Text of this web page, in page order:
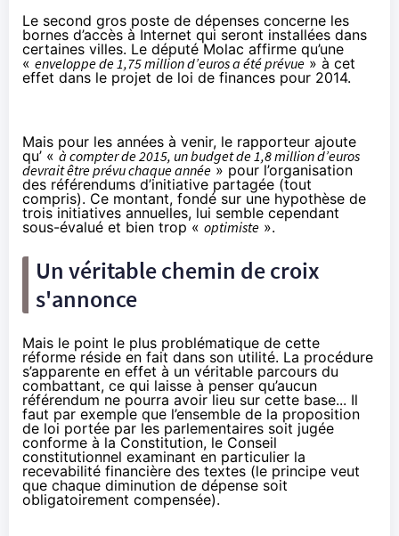
Le second gros poste de dépenses concerne les
bornes d’accès à Internet qui seront installées dans
certaines villes. Le député Molac affirme qu’une
« enveloppe de 1,75 million d’euros a été prévue» à cet
effet dans le projet de loi de finances pour 2014.
Mais pour les années à venir, le rapporteur ajoute
qu’ « à compter de 2015, un budget de 1,8 million d’euros
devrait être prévu chaque année » pour l’organisation
des référendums d’initiative partagée (tout
compris). Ce montant, fondé sur une hypothèse de
trois initiatives annuelles, lui semble cependant
sous-évalué et bien trop « optimiste ».
Un véritable chemin de croix
s'annonce
Mais le point le plus problématique de cette
réforme réside en fait dans son utilité. La procédure
s’apparente en effet à un véritable parcours du
combattant, ce qui laisse à penser qu’aucun
référendum ne pourra avoir lieu sur cette base... Il
faut par exemple que l’ensemble de la proposition
de loi portée par les parlementaires soit jugée
conforme à la Constitution, le Conseil
constitutionnel examinant en particulier la
recevabilité financière des textes (le principe veut
que chaque diminution de dépense soit
obligatoirement compensée).